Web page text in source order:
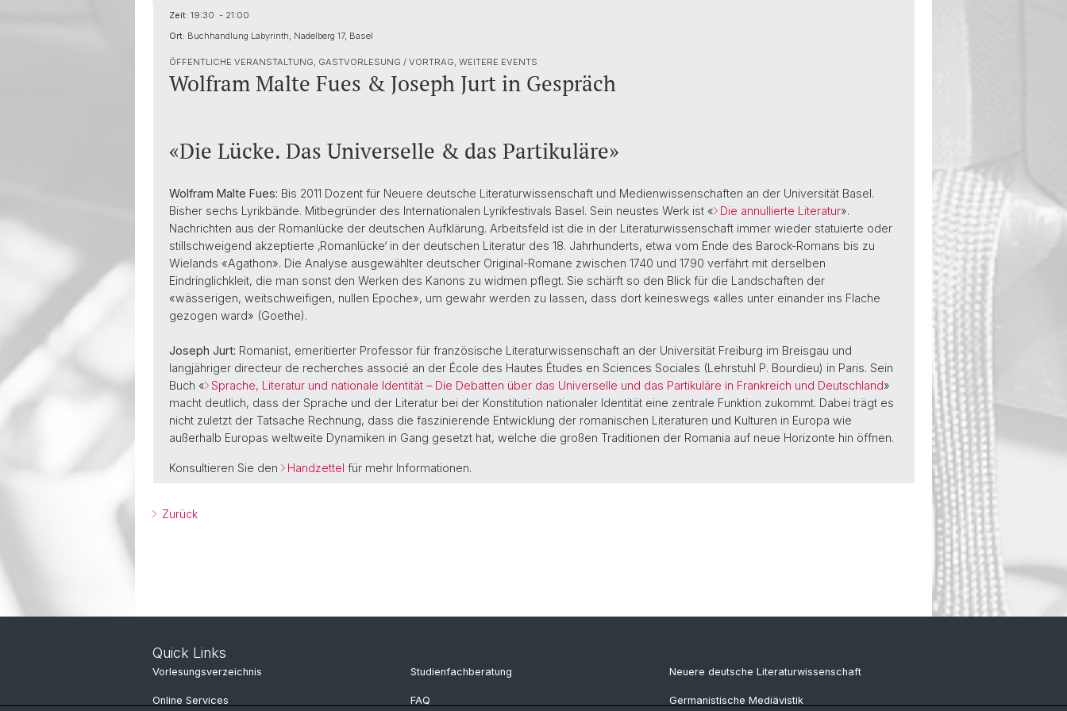
Zeit: 19:30 - 21:00
Ort: Buchhandlung Labyrinth, Nadelberg 17, Basel
ÖFFENTLICHE VERANSTALTUNG, GASTVORLESUNG / VORTRAG, WEITERE EVENTS
Wolfram Malte Fues & Joseph Jurt in Gespräch
«Die Lücke. Das Universelle & das Partikuläre»
Wolfram Malte Fues: Bis 2011 Dozent für Neuere deutsche Literaturwissenschaft und Medienwissenschaften an der Universität Basel.
Bisher sechs Lyrikbände. Mitbegründer des Internationalen Lyrikfestivals Basel. Sein neustes Werk ist « Die annullierte Literatur».
Nachrichten aus der Romanlücke der deutschen Aufklärung. Arbeitsfeld ist die in der Literaturwissenschaft immer wieder statuierte oder
stillschweigend akzeptierte ‚Romanlücke‘ in der deutschen Literatur des 18. Jahrhunderts, etwa vom Ende des Barock-Romans bis zu
Wielands «Agathon». Die Analyse ausgewählter deutscher Original-Romane zwischen 1740 und 1790 verfährt mit derselben
Eindringlichkleit, die man sonst den Werken des Kanons zu widmen pflegt. Sie schärft so den Blick für die Landschaften der
«wässerigen, weitschweifigen, nullen Epoche», um gewahr werden zu lassen, dass dort keineswegs «alles unter einander ins Flache
gezogen ward» (Goethe).
Joseph Jurt: Romanist, emeritierter Professor für französische Literaturwissenschaft an der Universität Freiburg im Breisgau und
langjähriger directeur de recherches associé an der École des Hautes Études en Sciences Sociales (Lehrstuhl P. Bourdieu) in Paris. Sein
Buch « Sprache, Literatur und nationale Identität – Die Debatten über das Universelle und das Partikuläre in Frankreich und Deutschland»
macht deutlich, dass der Sprache und der Literatur bei der Konstitution nationaler Identität eine zentrale Funktion zukommt. Dabei trägt es
nicht zuletzt der Tatsache Rechnung, dass die faszinierende Entwicklung der romanischen Literaturen und Kulturen in Europa wie
außerhalb Europas weltweite Dynamiken in Gang gesetzt hat, welche die großen Traditionen der Romania auf neue Horizonte hin öffnen.
Konsultieren Sie den Handzettel für mehr Informationen.
Zurück
Quick Links
Vorlesungsverzeichnis
Online Services
Studienfachberatung
FAQ
Neuere deutsche Literaturwissenschaft
Germanistische Mediävistik